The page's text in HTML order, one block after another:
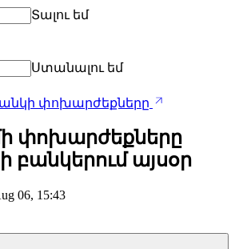
Տալու եմ
Ստանալու եմ
փոխարժեքները
փոխարժեքները
այսօր
06, 15:43